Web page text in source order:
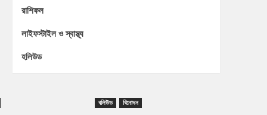
রাশিফল
লাইফস্টাইল ও স্বাস্থ্য
হলিউড
বলিউড বিনোদন